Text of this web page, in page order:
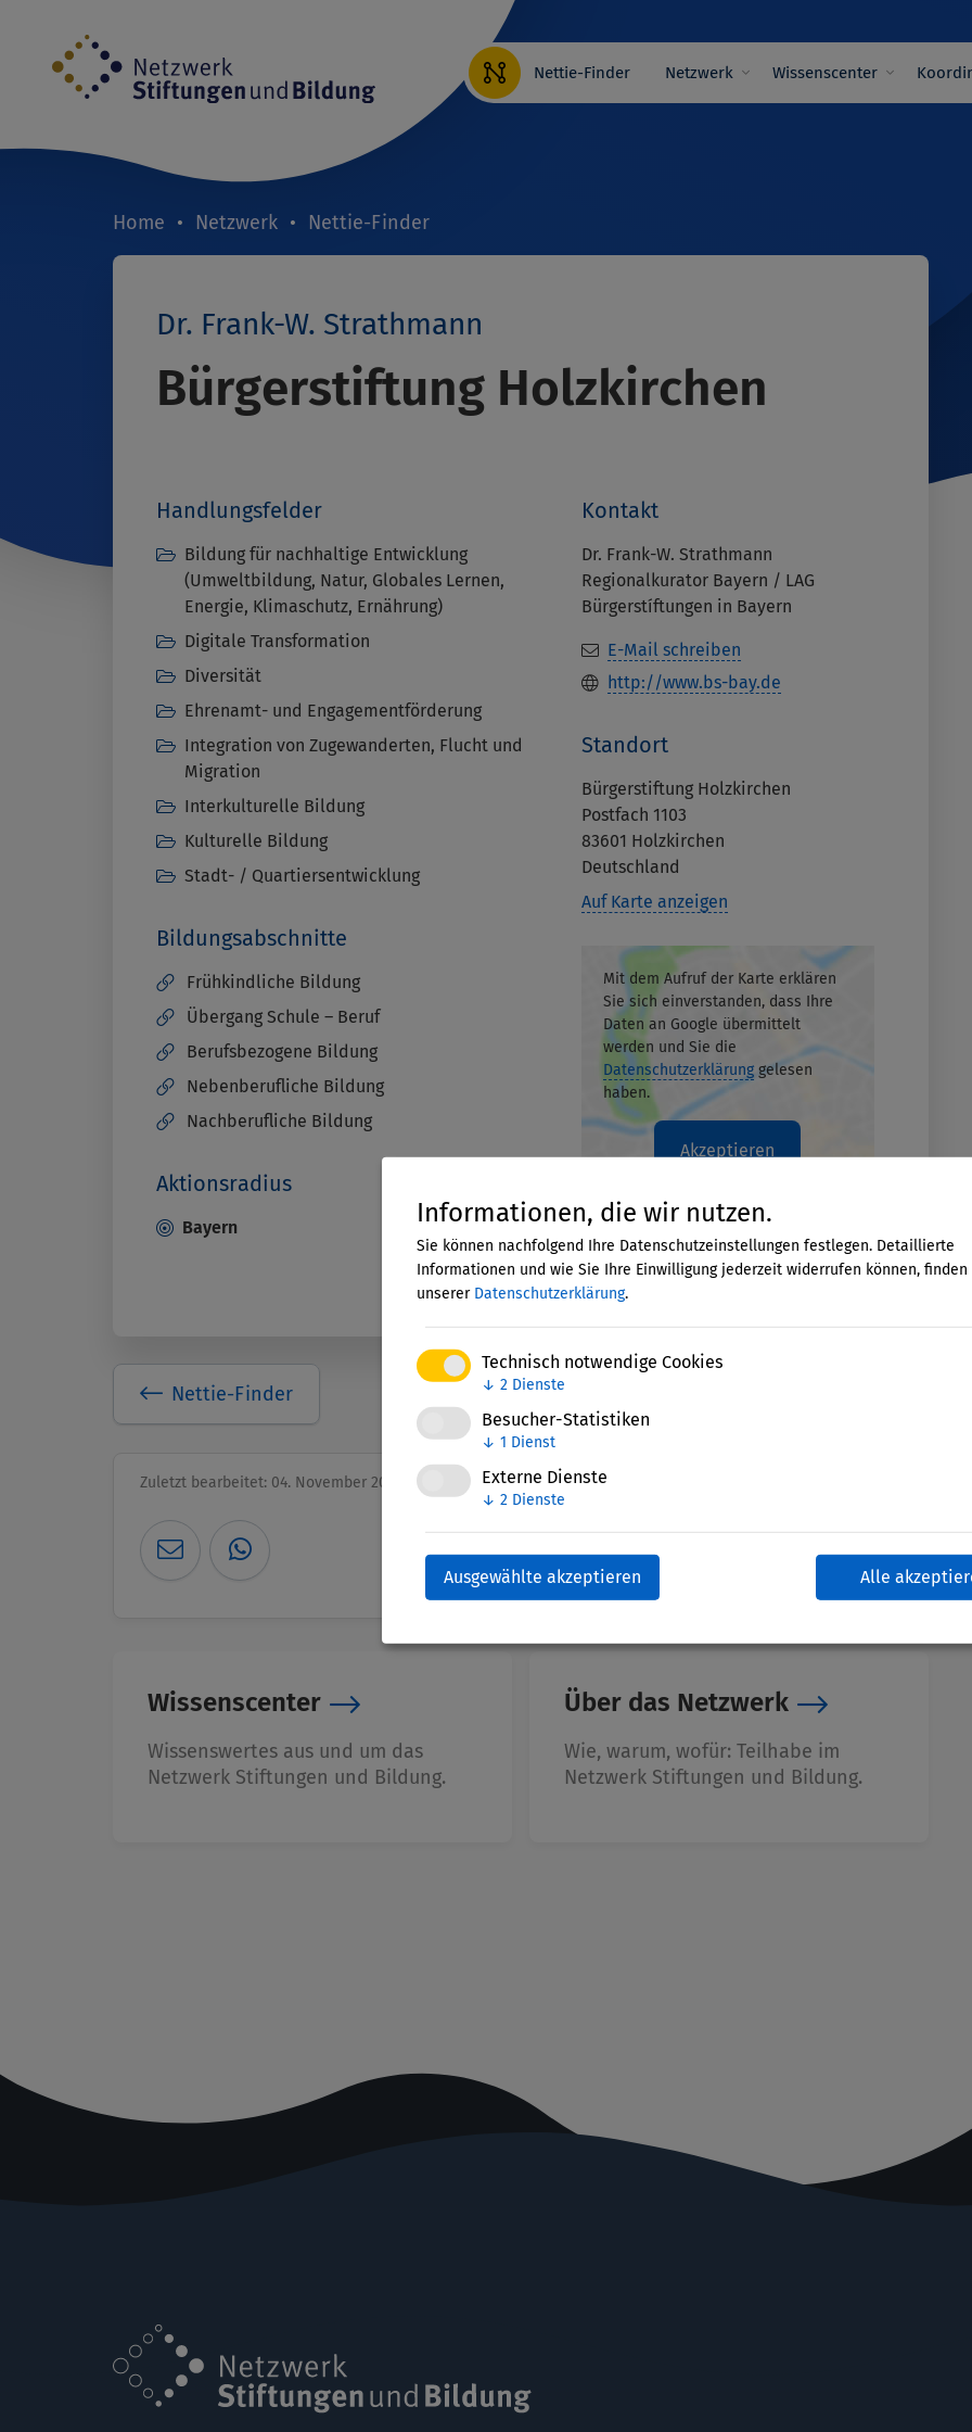
Informationen, die wir nutzen.
Sie können nachfolgend Ihre Datenschutzeinstellungen festlegen. Detaillierte
Informationen und wie Sie Ihre Einwilligung jederzeit widerrufen können, finden
unserer Datenschutzerklärung.
Technisch notwendige Cookies
↓ 2 Dienste
Besucher-Statistiken
↓ 1 Dienst
Externe Dienste
↓ 2 Dienste
Ausgewählte akzeptieren Alle
Inhalt
Nettie-Finder Hauptnavigation
Netzwerk Wissenscenter
Breadcrumb
Home Netzwerk Nettie-Finder
Dr. Frank-W. Strathmann
Bürgerstiftung Holzkirchen
Handlungsfelder
Bildung für nachhaltige Entwicklung
(Umweltbildung, Natur, Globales Lernen,
Energie, Klimaschutz, Ernährung)
Digitale Transformation
Diversität
Ehrenamt- und Engagementförderung
Integration von Zugewanderten, Flucht und
Migration
Interkulturelle Bildung
Kulturelle Bildung
Stadt- / Quartiersentwicklung
Bildungsabschnitte
Frühkindliche Bildung
Übergang Schule – Beruf
Berufsbezogene Bildung
Nebenberufliche Bildung
Nachberufliche Bildung
Aktionsradius
Bayern
Kontakt
Dr. Frank-W. Strathmann
Regionalkurator Bayern / LAG
Bürgerstíftungen in Bayern
E-Mail schreiben
http://www.bs-bay.de
Standort
Bürgerstiftung Holzkirchen
Postfach 1103
83601 Holzkirchen
Deutschland
Auf Karte anzeigen
Mit dem Aufruf der Karte erklären
Sie sich einverstanden, dass Ihre
Daten an Google übermittelt
werden und Sie die
Datenschutzerklärunggelesen
haben.
Akzeptieren
Nettie-Finder
Zuletzt bearbeitet: 04. November 2025
Wissenscenter
Wissenswertes aus und um das
Netzwerk Stiftungen und Bildung.
Über das Netzwerk
Wie, warum, wofür: Teilhabe im
Netzwerk Stiftungen und Bildung.